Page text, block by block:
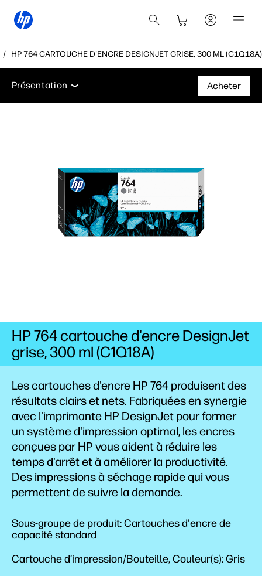
HP 764 CARTOUCHE D'ENCRE DESIGNJET GRISE, 300 ML (C1Q18A)
Présentation
Assistance
Présentation
Acheter
Les cartouches d'encre HP 764 produisent des
résultats clairs et nets. Fabriquées en synergie
avec l'imprimante HP DesignJet pour former
un système d'impression optimal, les encres
conçues par HP vous aident à réduire les
temps d'arrêt et à améliorer la productivité.
Des impressions à séchage rapide qui vous
permettent de suivre la demande.
Sous-groupe de produit: Cartouches d'encre de
capacité standard
Cartouche d’impression/Bouteille, Couleur(s): Gris
HP 764 cartouche d'encre DesignJet
grise, 300 ml (C1Q18A)